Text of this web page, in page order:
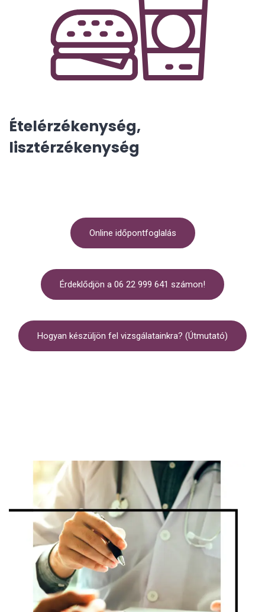
Ételérzékenység,
lisztérzékenység
Online időpontfoglalás
Érdeklődjön a 06 22 999 641 számon!
Hogyan készüljön fel vizsgálatainkra? (Útmutató)